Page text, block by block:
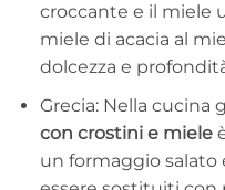
croccante e il miele
miele di acacia al
dolcezza e
Grecia: Nella cucina
con crostini e miele
un formaggio salato